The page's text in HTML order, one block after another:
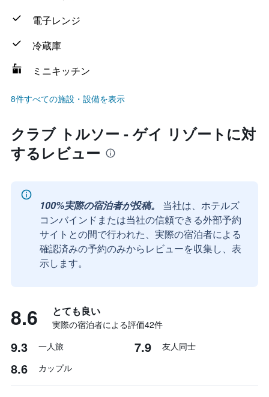
電子レンジ
冷蔵庫
ミニキッチン
8件すべての施設・設備を表示
クラブ トルソー - ゲイ リゾートに対
するレビュー
100%実際の宿泊者が投稿。
当社は、ホテルズ
コンバインドまたは当社の信頼できる外部予約
サイトとの間で行われた、実際の宿泊者による
確認済みの予約のみからレビューを収集し、表
示します。
8.6 とても良い
実際の宿泊者による評価42​件
9.3 一人旅 7.9 友人同士
8.6 カップル